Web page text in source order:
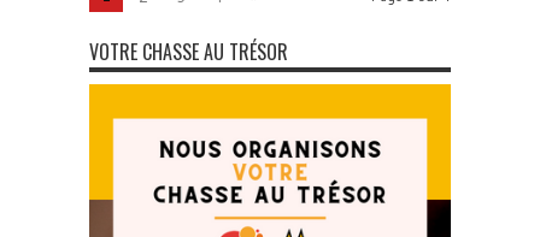
VOTRE CHASSE AU TRÉSOR